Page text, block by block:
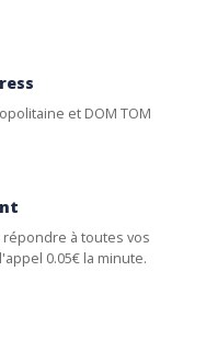
et DOM TOM
à toutes vos
0.05€ la minute.